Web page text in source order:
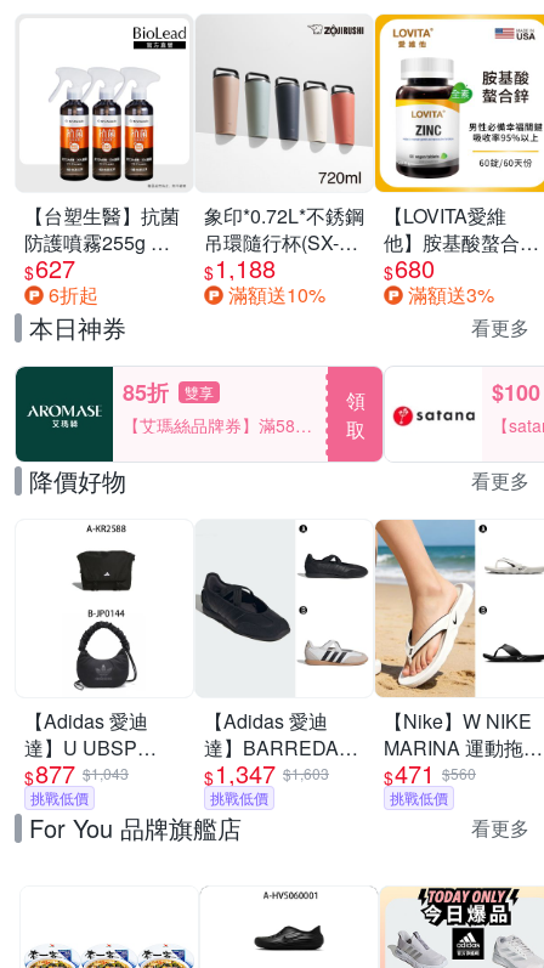
【台塑生醫】抗菌
防護噴霧255g 三
入組
$627
6折起
象印*0.72L*不銹鋼
吊環隨行杯(SX-
LA72H)
$1,188
滿額送10%
【LOVITA愛維
他】胺基酸螯合鋅
x2瓶30mg素食錠
(鋅錠)
$680
滿額送3%
本日神券 看更多
85折 雙享
【艾瑪絲品牌券】滿580
領
取
$100
【
降價好物 看更多
【Adidas 愛迪
達】U UBSP
CSBD BAG 斜背
包 男女 A-KR2588
B-JP0144
$877 $1,043
挑戰低價
【Adidas 愛迪
達】BARREDA
MARY JANE 休閒
鞋 運動鞋 女 A-
HP3519 B-
$1,347 $1,603
挑戰低價
【Nike】W NIKE
MARINA 運動拖鞋
夾腳拖 男女 A-
IH2381100 B-
IH2380001
$471 $560
挑戰低價
For You 品牌旗艦店 看更多